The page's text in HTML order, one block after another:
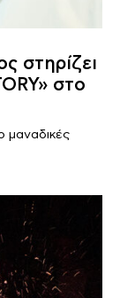
στηρίζει
στο
μαναδικές